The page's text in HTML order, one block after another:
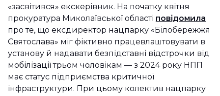
«засвітився» екскерівник. На початку квітня
прокуратура Миколаївської області повідомила
про те, що ексдиректор нацпарку «Білобережжя
Святослава» міг фіктивно працевлаштовувати в
установу й надавати безпідставні відстрочки від
мобілізації трьом чоловікам — з 2024 року НПП
має статус підприємства критичної
інфраструктури. При цьому колектив нацпарку